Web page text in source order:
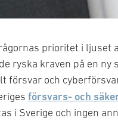
prioritet i ljuset
ryska kraven på en ny
försvar och
försvars- och
i Sverige och ingen